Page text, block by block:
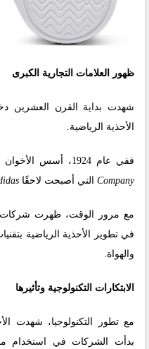
ظهور العلامات التجارية الكبرى
شهدت بداية القرن العشرين
الأحذية الرياضية.
ففي عام 1924، أسس الأخوان داسلر شركة
Company التي أصبحت لاحقًا
مع مرور الوقت، ظهرت
في تطوير الأحذية الرياضية
والهواة.
الابتكارات التكنولوجية وتأثيرها
مع تطور التكنولوجيا، شهدت
بدأت الشركات في استخدام